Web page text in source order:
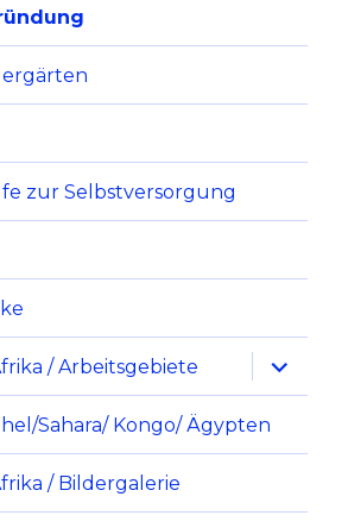
zur Selbstversorgung
/ Arbeitsgebiete
Sahara/ Kongo/ Ägypten
/ Bildergalerie